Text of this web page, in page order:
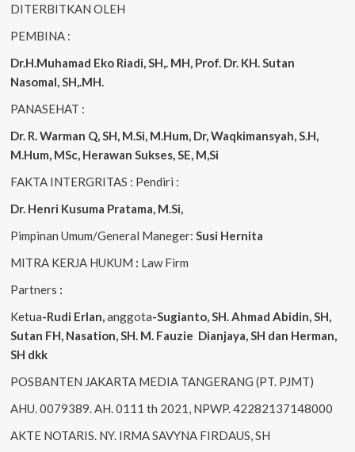
DITERBITKAN OLEH
PEMBINA :
Dr.H.Muhamad Eko Riadi , SH,. MH , Prof. Dr. KH. Sutan
Nasomal, SH,.MH.
PANASEHAT :
Dr. R. Warman Q, SH, M.Si, M.Hum Dr, Waqkimansyah, S.H,
M.Hum, MSc, Herawan Sukses, SE, M,Si
FAKTA INTERGRITAS : Pendiri :
Dr. Henri Kusuma Pratama, M.Si
Pimpinan Umum/General Maneger: Susi Hernita
MITRA KERJA HUKUM : Law Firm
Partners :
Ketua-Rudi Erlan anggota-Sugianto, SH. Ahmad Abidin , SH,
Sutan FH, Nasation , SH. M. Fauzie Dianjaya , SH dan Herman,
SH dkk
POSBANTEN JAKARTA MEDIA TANGERANG (PT. PJMT)
AHU. 0079389. AH. 0111 th 2021, NPWP. 42282137148000
AKTE NOTARIS. NY. IRMA SAVYNA FIRDAUS, SH